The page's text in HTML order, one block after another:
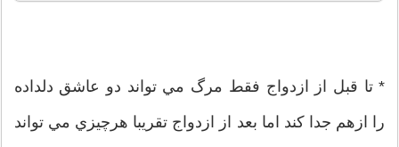
* تا قبل از ازدواج فقط مرگ مي تواند دو عاشق دلداده
را ازهم جدا کند اما بعد از ازدواج تقريبا هرچيزي مي تواند